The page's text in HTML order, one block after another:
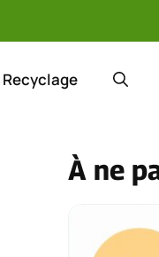
Recyclage
À ne